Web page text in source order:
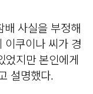
배 사실을 부정해
이쿠이나 씨가 경
었지만 본인에게
설명했다.